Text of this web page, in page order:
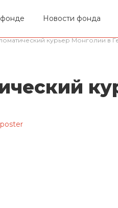
Новости фонда
курьер Монголии в